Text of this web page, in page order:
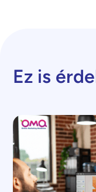
Ez is